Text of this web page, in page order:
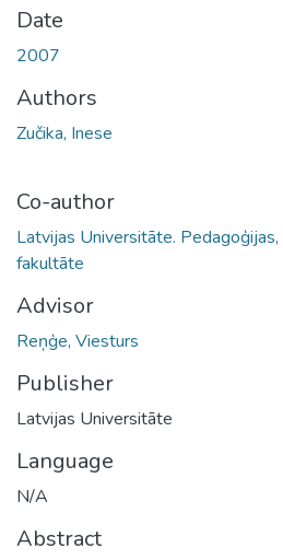
Date
2007
Authors
Zučika, Inese
Co-author
Latvijas Universitāte.
fakultāte
Advisor
Reņģe, Viesturs
Publisher
Latvijas Universitāte
Language
N/A
Abstract